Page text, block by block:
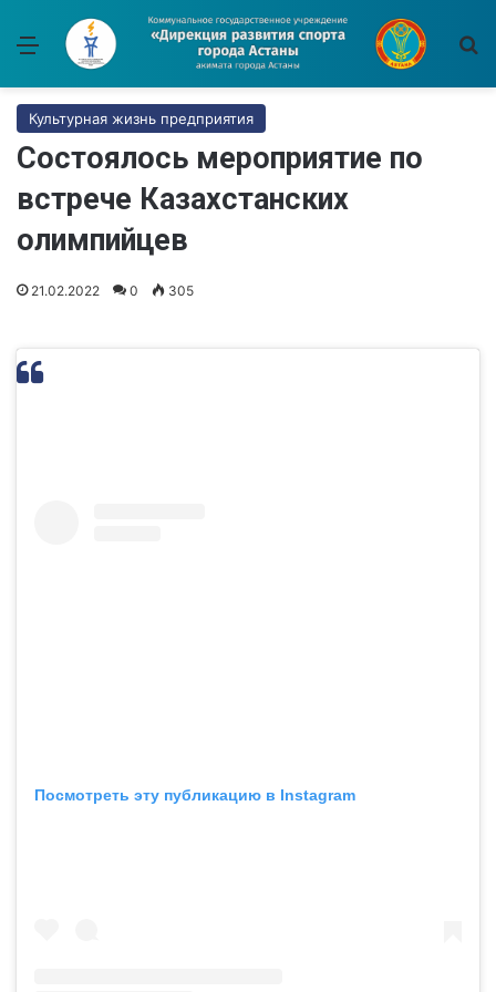
Меню
Культурная жизнь предприятия
Состоялось мероприятие по
встрече Казахстанских
олимпийцев
21.02.2022 0 305
Посмотреть эту публикацию в Instagram